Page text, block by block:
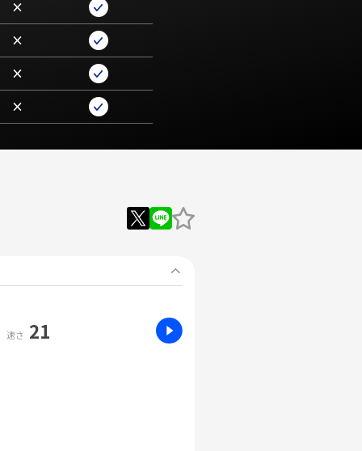
×
×
×
×
速さ 21